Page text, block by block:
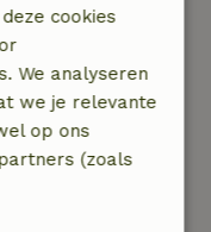
bevestiging van
meer dan 28
met aanvang
binnen 24
periode heb je
het
cookies
We analyseren
we je relevante
op ons
(zoals